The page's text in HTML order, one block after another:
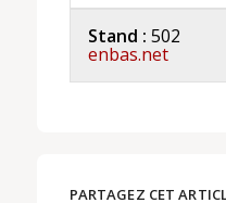
Stand : 502
enbas.net
PARTAGEZ CET